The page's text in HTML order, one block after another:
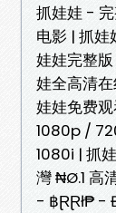
抓娃娃 -
电影 | 抓
娃娃完整
娃全高清
娃娃免费
1080p /
1080i | 抓
灣 ₦Ø.1 高
- ฿ⱤⱤł₱ -